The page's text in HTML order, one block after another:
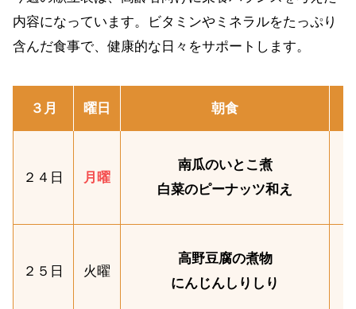
内容になっています。ビタミンやミネラルをたっぷり
含んだ食事で、健康的な日々をサポートします。
３月 曜日 朝食
２４日 月曜
南瓜のいとこ煮
白菜のピーナッツ和え
２５日 火曜
高野豆腐の煮物
にんじんしりしり